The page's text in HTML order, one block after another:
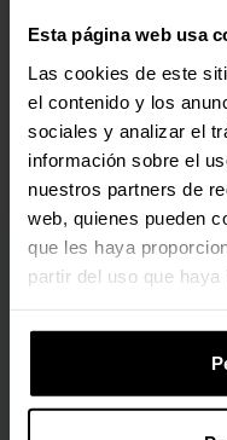
Esta página web usa
Las cookies de este
el contenido y los
sociales y analizar el
información sobre el
nuestros partners de
web, quienes pueden
que les haya
partir del uso que
PVPR:Precio rebajado
2,90 €hasta
2,80 €
Con IVA
Ver detalles